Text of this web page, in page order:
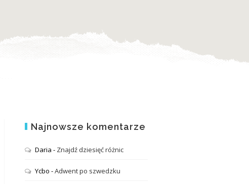
Najnowsze komentarze
Daria - Znajdź dziesięć różnic
Ycbo -Adwent po szwedzku